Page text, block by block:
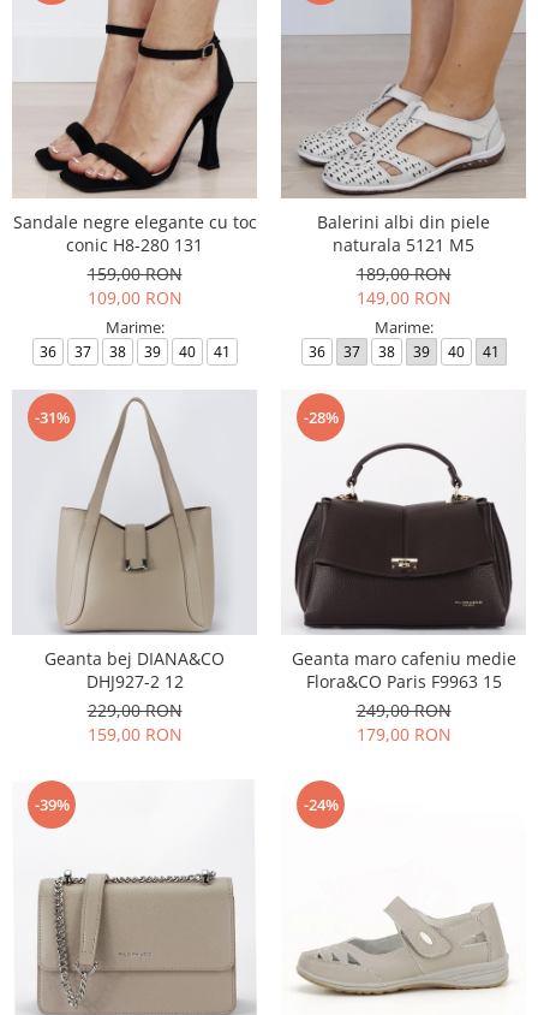
Sandale negre elegante cu toc
conic H8-280 131
159,00 RON
109,00 RON
Marime:
36 37 38 39 40 41
Balerini albi din piele
naturala 5121 M5
189,00 RON
149,00 RON
Marime:
36 37 38 39 40 41
-31%
Geanta bej DIANA&CO
DHJ927-2 12
229,00 RON
159,00 RON
-28%
Geanta maro cafeniu medie
Flora&CO Paris F9963 15
249,00 RON
179,00 RON
-39% -24%